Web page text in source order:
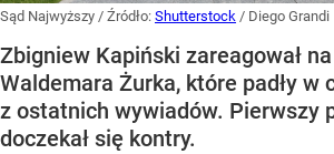
Sąd Najwyższy / Źródło: Shutterstock / Diego Grandi
Zbigniew Kapiński zareagował na
Waldemara Żurka, które padły w
z ostatnich wywiadów. Pierwszy
doczekał się kontry.